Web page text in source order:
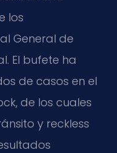
los
General de
El bufete ha
de casos en el
de los cuales
y reckless